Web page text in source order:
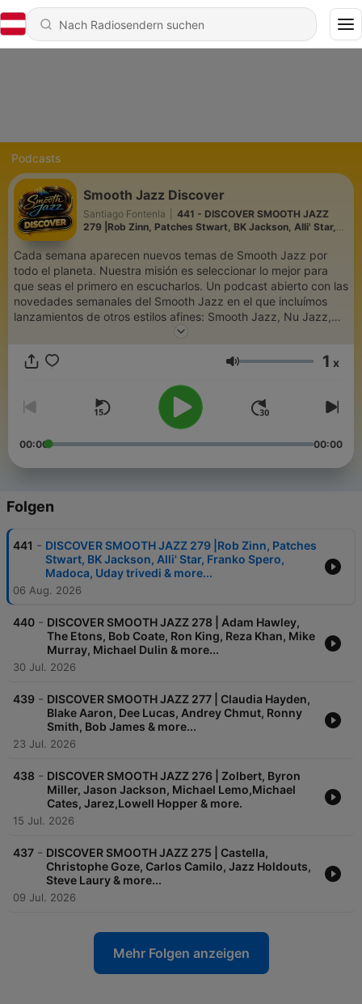
Podcasts
Smooth Jazz Discover
Santiago Fontenla
441 - DISCOVER SMOOTH JAZZ
279 |Rob Zinn, Patches Stwart, BK Jackson, Alli' Star,
Cada semana aparecen nuevos temas de Smooth Jazz por
todo el planeta. Nuestra misión es seleccionar lo mejor para
que seas el primero en escucharlos. Un podcast abierto con las
novedades semanales del Smooth Jazz en el que incluímos
lanzamientos de otros estilos afines: Smooth Jazz, Nu Jazz,
Neo Soul, Bossa, Acid Jazz, Jazz House... Discover, un
en 71 emisoras de radio. Podcast for demanding minorities.
Lautstärke 1 x
00:00 00:00
Folgen
441 - DISCOVER SMOOTH JAZZ 279 |Rob Zinn, Patches
Stwart, BK Jackson, Alli' Star, Franko Spero,
Madoca, Uday trivedi & more...
06 Aug. 2026
440 - DISCOVER SMOOTH JAZZ 278 | Adam Hawley,
The Etons, Bob Coate, Ron King, Reza Khan, Mike
Murray, Michael Dulin & more...
30 Jul. 2026
439 - DISCOVER SMOOTH JAZZ 277 | Claudia Hayden,
Blake Aaron, Dee Lucas, Andrey Chmut, Ronny
Smith, Bob James & more...
23 Jul. 2026
438 - DISCOVER SMOOTH JAZZ 276 | Zolbert, Byron
Miller, Jason Jackson, Michael Lemo,Michael
Cates, Jarez,Lowell Hopper & more.
15 Jul. 2026
437 - DISCOVER SMOOTH JAZZ 275 | Castella,
Christophe Goze, Carlos Camilo, Jazz Holdouts,
Steve Laury & more...
09 Jul. 2026
Mehr Folgen anzeigen